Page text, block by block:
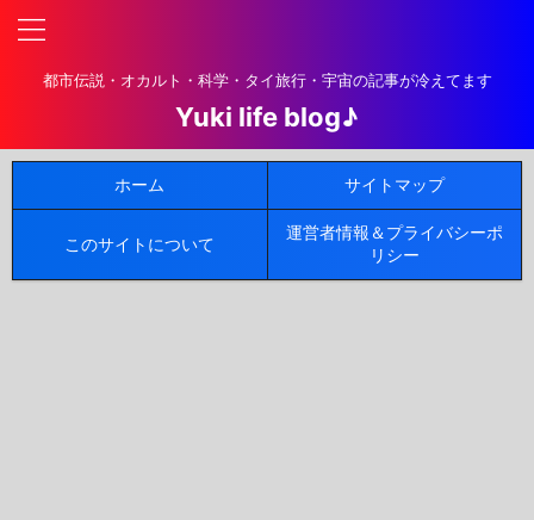
都市伝説・オカルト・科学・タイ旅行・宇宙の記事が冷えてます
Yuki life blog♪
ホーム サイトマップ
このサイトについて
運営者情報＆プライバシーポ
リシー